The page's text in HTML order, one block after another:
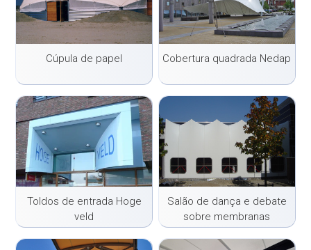
Cúpula de papel Cobertura quadrada Nedap
Toldos de entrada Hoge
veld
Salão de dança e debate
sobre membranas